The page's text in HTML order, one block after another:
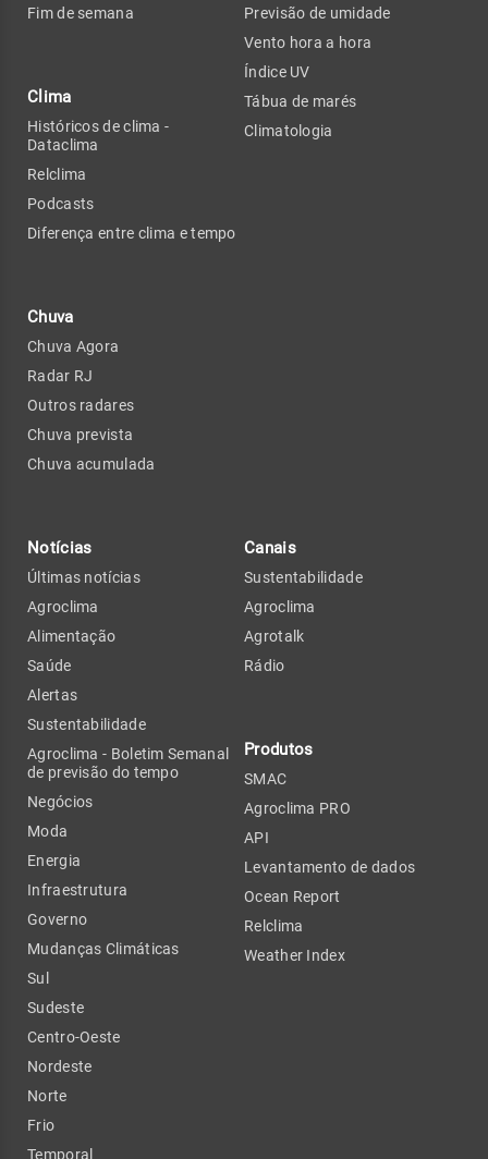
Fim de semana
Clima
Históricos de clima -
Dataclima
Relclima
Podcasts
Diferença entre clima e tempo
Chuva
Chuva Agora
Radar RJ
Outros radares
Chuva prevista
Chuva acumulada
Previsão de umidade
Vento hora a hora
Índice UV
Tábua de marés
Climatologia
Notícias
Últimas notícias
Agroclima
Alimentação
Saúde
Alertas
Sustentabilidade
Agroclima - Boletim Semanal
de previsão do tempo
Negócios
Moda
Energia
Infraestrutura
Governo
Mudanças Climáticas
Sul
Sudeste
Centro-Oeste
Nordeste
Norte
Frio
Temporal
Canais
Sustentabilidade
Agroclima
Agrotalk
Rádio
Produtos
SMAC
Agroclima PRO
API
Levantamento de dados
Ocean Report
Relclima
Weather Index